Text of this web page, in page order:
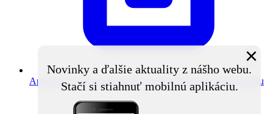
Aplikácia V obraze Novinky z obce priamo do vášho mobilu
Novinky a ďalšie aktuality z nášho webu.
Stačí si stiahnuť mobilnú aplikáciu.
×